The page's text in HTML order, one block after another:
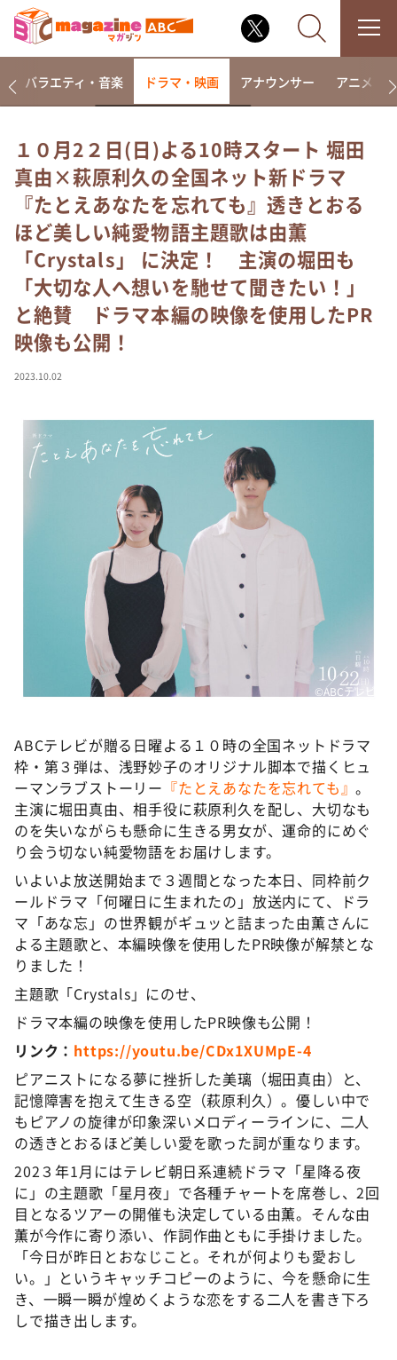
なるみ・岡村の過ぎるTV
相席食堂
これ余談なんですけど・・・
～人生密着トークバラエティ！～ やすとものいたっ
て真剣です
探偵！ナイトスクープ
news おかえり
（news おかえり）
本日はダイアンなり！シーズン２
朝だ！生です旅サラダ
教えて！ニュースライブ 正義のミカタ
ＬＩＦＥ～夢のカタチ～
新婚さんいらっしゃい！
ポツンと一軒家
ザキ山小屋本館
ぺこぱのまるスポ
アナ回覧板
バラエティ・音楽 ドラマ・映画 アナウンサー アニメ・
１０月2２日(日)よる10時スタート 堀田
真由×萩原利久の全国ネット新ドラマ
『たとえあなたを忘れても』透きとおる
ほど美しい純愛物語主題歌は由薫
「Crystals」 に決定！ 主演の堀田も
「大切な人へ想いを馳せて聞きたい！」
と絶賛 ドラマ本編の映像を使用したPR
映像も公開！
2023.10.02
©️ABCテレビ
ABCテレビが贈る日曜よる１０時の全国ネットドラマ
枠・第３弾は、浅野妙子のオリジナル脚本で描くヒュ
ーマンラブストーリー 『たとえあなたを忘れても』。
主演に堀田真由、相手役に萩原利久を配し、大切なも
のを失いながらも懸命に生きる男女が、運命的にめぐ
り会う切ない純愛物語をお届けします。
いよいよ放送開始まで３週間となった本日、同枠前ク
ールドラマ「何曜日に生まれたの」放送内にて、ドラ
マ「あな忘」の世界観がギュッと詰まった由薫さんに
よる主題歌と、本編映像を使用したPR映像が解禁とな
りました！
主題歌「Crystals」にのせ、
ドラマ本編の映像を使用したPR映像も公開！
リンク： https://youtu.be/CDx1XUMpE-4
ピアニストになる夢に挫折した美璃（堀田真由）と、
記憶障害を抱えて生きる空（萩原利久）。優しい中で
もピアノの旋律が印象深いメロディーラインに、二人
の透きとおるほど美しい愛を歌った詞が重なります。
202３年1月にはテレビ朝日系連続ドラマ「星降る夜
に」の主題歌「星月夜」で各種チャートを席巻し、2回
目となるツアーの開催も決定している由薫。そんな由
薫が今作に寄り添い、作詞作曲ともに手掛けました。
「今日が昨日とおなじこと。それが何よりも愛おし
い。」というキャッチコピーのように、今を懸命に生
き、一瞬一瞬が煌めくような恋をする二人を書き下ろ
しで描き出します。